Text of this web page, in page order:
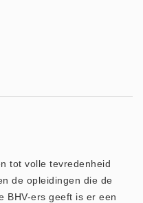
tot volle tevredenheid
de opleidingen die de
BHV-ers geeft is er een